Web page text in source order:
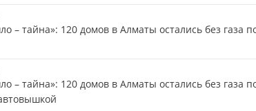
– тайна»: 120 домов в Алматы остались без газа
– тайна»: 120 домов в Алматы остались без газа